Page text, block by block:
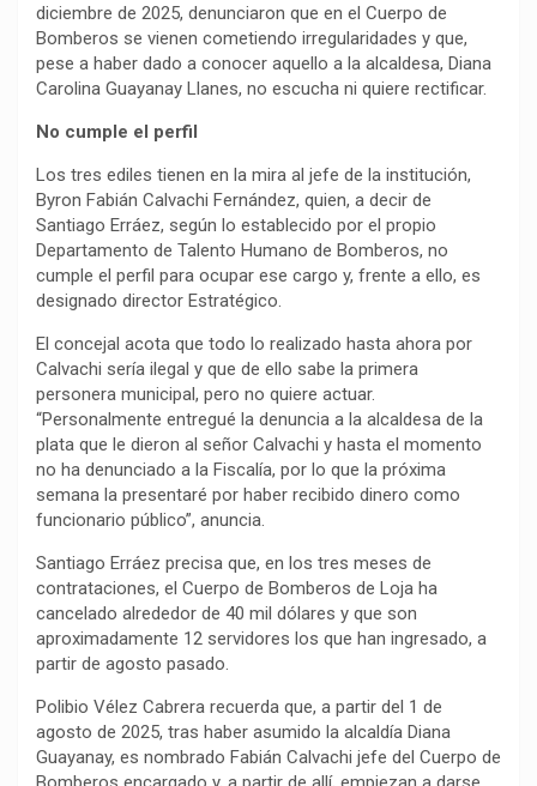
diciembre de 2025, denunciaron que en el Cuerpo de
Bomberos se vienen cometiendo irregularidades y que,
pese a haber dado a conocer aquello a la alcaldesa, Diana
Carolina Guayanay Llanes, no escucha ni quiere rectificar.
No cumple el perfil
Los tres ediles tienen en la mira al jefe de la institución,
Byron Fabián Calvachi Fernández, quien, a decir de
Santiago Erráez, según lo establecido por el propio
Departamento de Talento Humano de Bomberos, no
cumple el perfil para ocupar ese cargo y, frente a ello, es
designado director Estratégico.
El concejal acota que todo lo realizado hasta ahora por
Calvachi sería ilegal y que de ello sabe la primera
personera municipal, pero no quiere actuar.
“Personalmente entregué la denuncia a la alcaldesa de la
plata que le dieron al señor Calvachi y hasta el momento
no ha denunciado a la Fiscalía, por lo que la próxima
semana la presentaré por haber recibido dinero como
funcionario público”, anuncia.
Santiago Erráez precisa que, en los tres meses de
contrataciones, el Cuerpo de Bomberos de Loja ha
cancelado alrededor de 40 mil dólares y que son
aproximadamente 12 servidores los que han ingresado, a
partir de agosto pasado.
Polibio Vélez Cabrera recuerda que, a partir del 1 de
agosto de 2025, tras haber asumido la alcaldía Diana
Guayanay, es nombrado Fabián Calvachi jefe del Cuerpo de